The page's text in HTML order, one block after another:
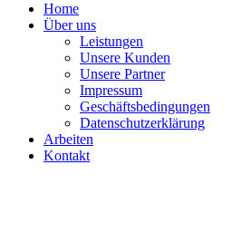
Home
Über uns
Leistungen
Unsere Kunden
Unsere Partner
Impressum
Geschäftsbedingungen
Datenschutzerklärung
Arbeiten
Kontakt